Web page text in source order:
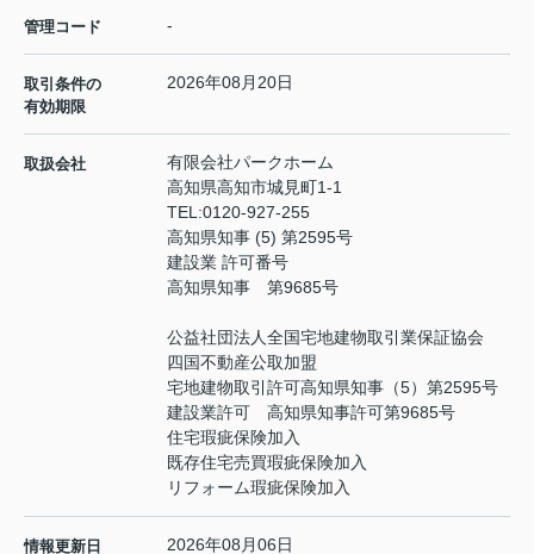
管理コード -
取引条件の
有効期限
2026年08月20日
取扱会社
有限会社パークホーム
高知県高知市城見町1-1
TEL:0120-927-255
高知県知事 (5) 第2595号
建設業 許可番号
高知県知事 第9685号
公益社団法人全国宅地建物取引業保証協会
四国不動産公取加盟
宅地建物取引許可高知県知事（5）第2595号
建設業許可 高知県知事許可第9685号
住宅瑕疵保険加入
既存住宅売買瑕疵保険加入
リフォーム瑕疵保険加入
情報更新日 2026年08月06日